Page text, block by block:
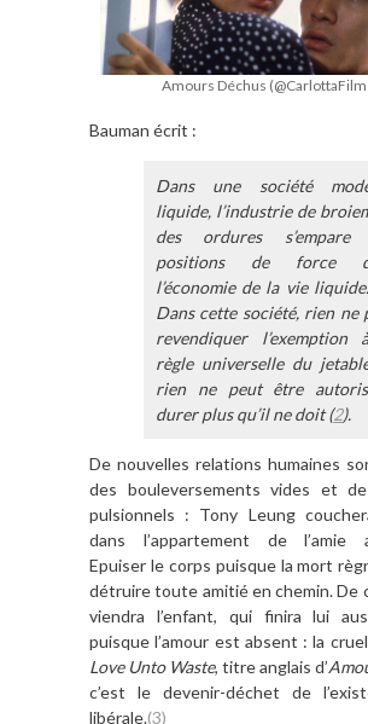
Amours Déchus
Bauman écrit :
Dans une société
liquide, l’industrie de
des ordures s’empare
positions de force
l’économie de la vie
Dans cette société, rien ne
revendiquer l’exemption
règle universelle du
rien ne peut être
durer plus qu’il ne doit (2).
De nouvelles relations humaines
des bouleversements vides et
pulsionnels : Tony Leung
dans l’appartement de l’amie
Epuiser le corps puisque la mort
détruire toute amitié en chemin. De
viendra l’enfant, qui finira lui
puisque l’amour est absent : la
Love Unto Waste, titre anglais d’
c’est le devenir-déchet de
libérale.(3)